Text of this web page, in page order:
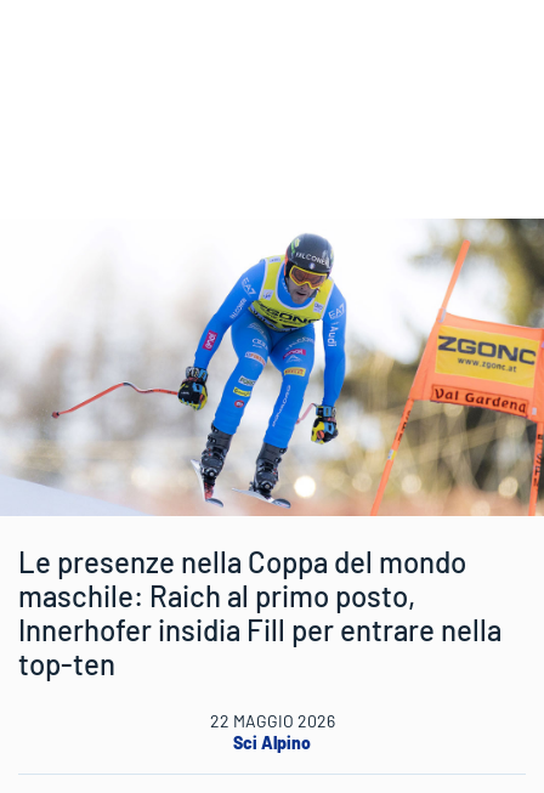
Le presenze nella Coppa del mondo
maschile: Raich al primo posto,
Innerhofer insidia Fill per entrare nella
top-ten
22 MAGGIO 2026
Sci Alpino